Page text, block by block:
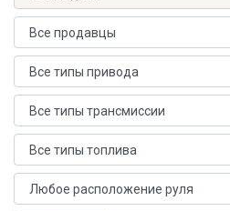
Продавец
Тип привода
Тип трансмиссии
Тип топлива
Расположение руля